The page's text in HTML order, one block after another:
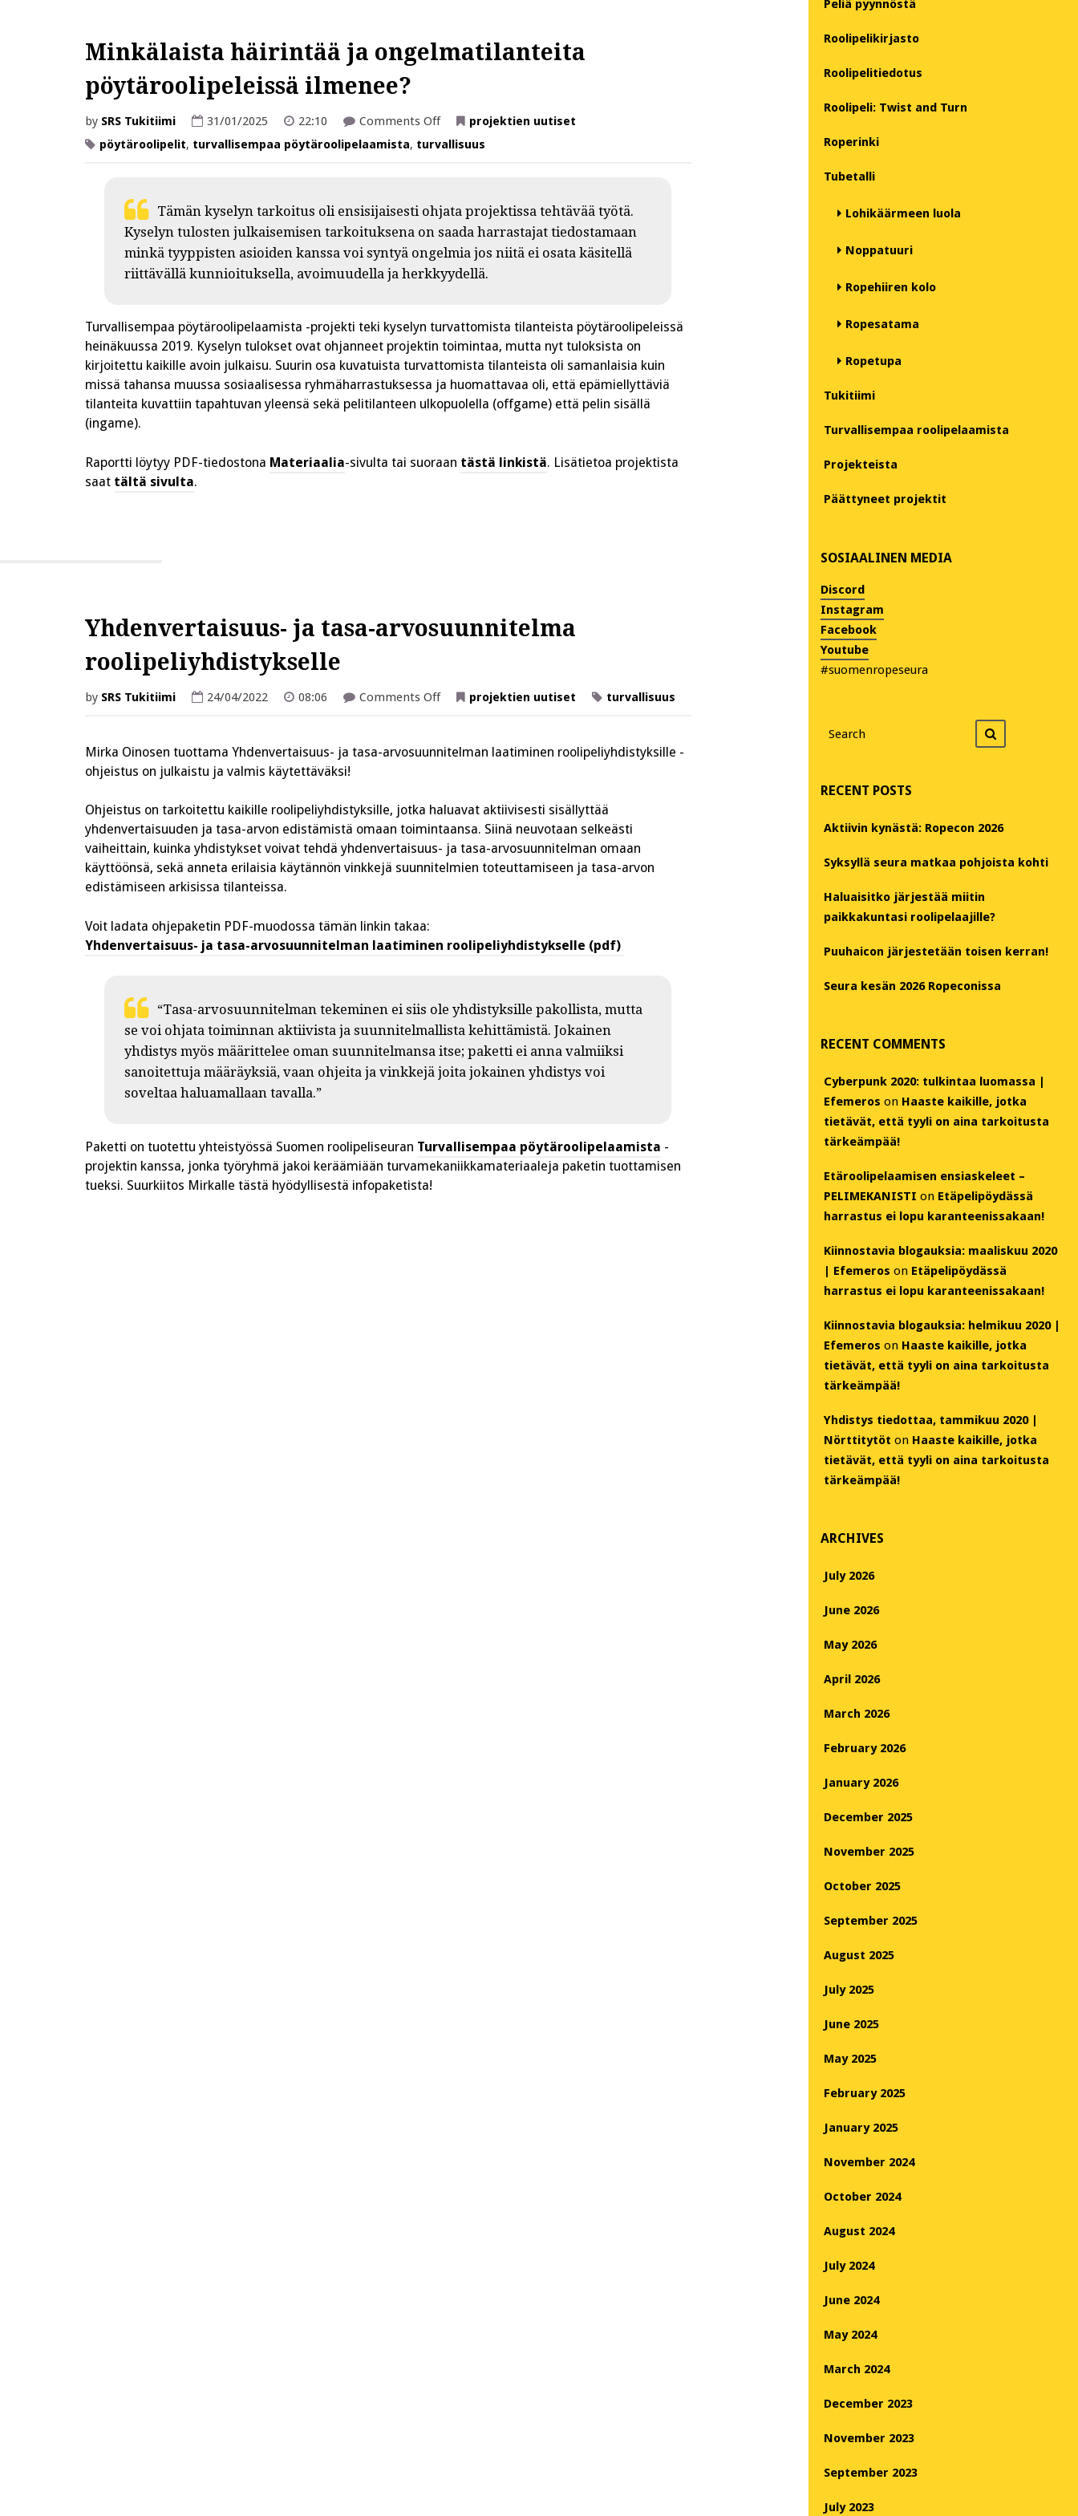
Minkälaista häirintää ja ongelmatilanteita
pöytäroolipeleissä ilmenee?
by SRS Tukitiimi 31/01/2025 22:10 Comments Offon
Minkälaista
häirintää
projektien uutiset
pöytäroolipelit, turvallisempaa pöytäroolipelaamista, turvallisuus
Tämän kyselyn tarkoitus oli ensisijaisesti ohjata projektissa tehtävää työtä.
Kyselyn tulosten julkaisemisen tarkoituksena on saada harrastajat tiedostamaan
minkä tyyppisten asioiden kanssa voi syntyä ongelmia jos niitä ei osata käsitellä
riittävällä kunnioituksella, avoimuudella ja herkkyydellä.
Turvallisempaa pöytäroolipelaamista -projekti teki kyselyn turvattomista tilanteista pöytäroolipeleissä
heinäkuussa 2019. Kyselyn tulokset ovat ohjanneet projektin toimintaa, mutta nyt tuloksista on
kirjoitettu kaikille avoin julkaisu. Suurin osa kuvatuista turvattomista tilanteista oli samanlaisia kuin
missä tahansa muussa sosiaalisessa ryhmäharrastuksessa ja huomattavaa oli, että epämiellyttäviä
tilanteita kuvattiin tapahtuvan yleensä sekä pelitilanteen ulkopuolella (offgame) että pelin sisällä
(ingame).
Raportti löytyy PDF-tiedostona Materiaalia-sivulta tai suoraan tästä linkistä. Lisätietoa projektista
saat tältä sivulta.
Yhdenvertaisuus- ja tasa-arvosuunnitelma
roolipeliyhdistykselle
by SRS Tukitiimi 24/04/2022 08:06 Comments Offon
Yhdenvertaisuus-
roolipeliyhdistykselle
projektien uutiset turvallisuus
Mirka Oinosen tuottama Yhdenvertaisuus- ja tasa-arvosuunnitelman laatiminen roolipeliyhdistyksille -
ohjeistus on julkaistu ja valmis käytettäväksi!
Ohjeistus on tarkoitettu kaikille roolipeliyhdistyksille, jotka haluavat aktiivisesti sisällyttää
yhdenvertaisuuden ja tasa-arvon edistämistä omaan toimintaansa. Siinä neuvotaan selkeästi
vaiheittain, kuinka yhdistykset voivat tehdä yhdenvertaisuus- ja tasa-arvosuunnitelman omaan
käyttöönsä, sekä anneta erilaisia käytännön vinkkejä suunnitelmien toteuttamiseen ja tasa-arvon
edistämiseen arkisissa tilanteissa.
Voit ladata ohjepaketin PDF-muodossa tämän linkin takaa:
Yhdenvertaisuus- ja tasa-arvosuunnitelman laatiminen roolipeliyhdistykselle (pdf)
“Tasa-arvosuunnitelman tekeminen ei siis ole yhdistyksille pakollista, mutta
se voi ohjata toiminnan aktiivista ja suunnitelmallista kehittämistä. Jokainen
yhdistys myös määrittelee oman suunnitelmansa itse; paketti ei anna valmiiksi
sanoitettuja määräyksiä, vaan ohjeita ja vinkkejä joita jokainen yhdistys voi
soveltaa haluamallaan tavalla.”
Paketti on tuotettu yhteistyössä Suomen roolipeliseuran Turvallisempaa pöytäroolipelaamista -
projektin kanssa, jonka työryhmä jakoi keräämiään turvamekaniikkamateriaaleja paketin tuottamisen
tueksi. Suurkiitos Mirkalle tästä hyödyllisestä infopaketista!
Peliä pyynnöstä
Roolipelikirjasto
Roolipelitiedotus
Roolipeli: Twist and Turn
Roperinki
Tubetalli
Lohikäärmeen luola
Noppatuuri
Ropehiiren kolo
Ropesatama
Ropetupa
Tukitiimi
Turvallisempaa roolipelaamista
Projekteista
Päättyneet projektit
SOSIAALINEN MEDIA
Discord
Instagram
Facebook
Youtube
#suomenropeseura
for
RECENT POSTS
Aktiivin kynästä: Ropecon 2026
Syksyllä seura matkaa pohjoista kohti
Haluaisitko järjestää miitin
paikkakuntasi roolipelaajille?
Puuhaicon järjestetään toisen kerran!
Seura kesän 2026 Ropeconissa
RECENT COMMENTS
Cyberpunk 2020: tulkintaa luomassa |
Efemeros on Haaste kaikille, jotka
tietävät, että tyyli on aina tarkoitusta
tärkeämpää!
Etäroolipelaamisen ensiaskeleet –
PELIMEKANISTI on Etäpelipöydässä
harrastus ei lopu karanteenissakaan!
Kiinnostavia blogauksia: maaliskuu 2020
| Efemeros on Etäpelipöydässä
harrastus ei lopu karanteenissakaan!
Kiinnostavia blogauksia: helmikuu 2020 |
Efemeros on Haaste kaikille, jotka
tietävät, että tyyli on aina tarkoitusta
tärkeämpää!
Yhdistys tiedottaa, tammikuu 2020 |
Nörttitytöt on Haaste kaikille, jotka
tietävät, että tyyli on aina tarkoitusta
tärkeämpää!
ARCHIVES
July 2026
June 2026
May 2026
April 2026
March 2026
February 2026
January 2026
December 2025
November 2025
October 2025
September 2025
August 2025
July 2025
June 2025
May 2025
February 2025
January 2025
November 2024
October 2024
August 2024
July 2024
June 2024
May 2024
March 2024
December 2023
November 2023
September 2023
July 2023